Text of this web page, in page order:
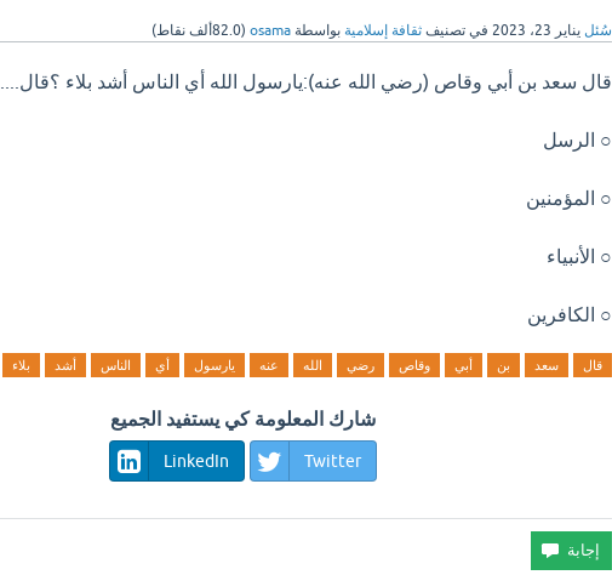
سُئل يناير 23، 2023 في تصنيف ثقافة إسلامية بواسطة osama
(82.0ألف نقاط)
قال سعد بن أبي وقاص (رضي الله عنه):يارسول الله أي الناس أشد بلاء ؟قال......
○ الرسل
○ المؤمنين
○ الأنبياء
○ الكافرين
قال سعد بن أبي وقاص رضي الله عنه يارسول أي الناس أشد بلاء
شارك المعلومة كي يستفيد الجميع
Twitter
LinkedIn